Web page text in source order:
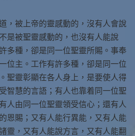
被上帝的靈感動的，沒有人會說
是被聖靈感動的，也沒有人能說
多種，卻是同一位聖靈所賜。事奉
位主。工作有許多種，卻是同一位
聖靈彰顯在各人身上，是要使人得
智慧的言語；有人也靠着同一位聖
人由同一位聖靈領受信心；還有人
恩賜；又有人能行異能，又有人能
靈，又有人能說方言，又有人能翻